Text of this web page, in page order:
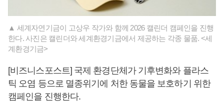
▲ 세계자연기금이 고상우 작가와 함께 2026 캘린더 캠페인을 진행
한다. 사진은 캘린더와 세계환경기금에서 제공하는 각종 물품. <세
계환경기금>
[비즈니스포스트] 국제 환경단체가 기후변화와 플라스
틱 오염 등으로 멸종위기에 처한 동물을 보호하기 위한
캠페인을 진행한다.